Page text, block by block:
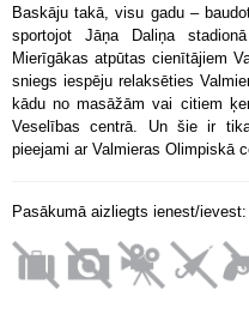
Baskāju takā, visu gadu –
sportojot Jāņa Daliņa
Mierīgākas atpūtas cienītājiem
sniegs iespēju relaksēties
kādu no masāžām vai citiem
Veselības centrā. Un šie ir
pieejami ar Valmieras Olimpiskā
Pasākumā aizliegts ienest/ievest: